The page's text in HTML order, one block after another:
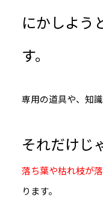
にかしよう
す。
専用の道具や、知
それだけじ
落ち葉や枯れ枝が
ります。